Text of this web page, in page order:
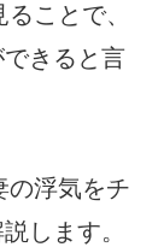
ことで、
きると言
の浮気をチ
します。